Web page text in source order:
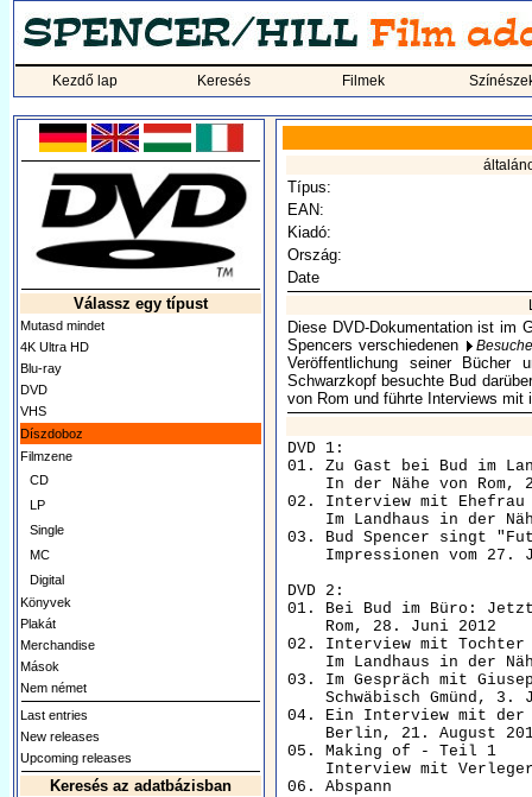
Kezdő lap Keresés Filmek
Válassz egy típust
Mutasd mindet
4K Ultra HD
Blu-ray
DVD
VHS
Díszdoboz
Filmzene
CD
LP
Single
MC
Digital
Könyvek
Plakát
Merchandise
Mások
Nem német
Last entries
New releases
Upcoming releases
Keresés az adatbázisban
Típus:
EAN:
Kiadó:
Ország:
Date
Diese DVD-Dokumentation ist im
Spencers verschiedenen
Veröffentlichung seiner Bücher
Schwarzkopf besuchte Bud
von Rom und führte Interviews mit
DVD 1:
01. Zu Gast bei Bud im
In der Nähe von Rom,
02. Interview mit
Im Landhaus in der
03. Bud Spencer singt
Impressionen vom 27.
DVD 2:
01. Bei Bud im Büro:
    Rom, 28. Juni 2012
02. Interview mit
Im Landhaus in der
03. Im Gespräch mit
Schwäbisch Gmünd, 3.
04. Ein Interview mit
Berlin, 21. August
05. Making of - Teil
Interview mit
06. Abspann